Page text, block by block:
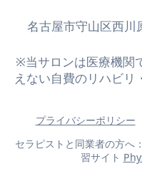
名古屋市守山区西
※当サロンは医療機関
えない自費のリハビ
プライバシーポリシー
セラピストと同業者の方へ
習サイト